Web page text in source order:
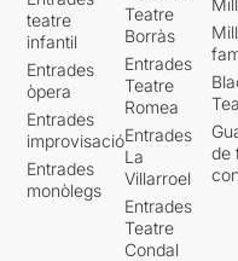
teatre
infantil
Entrades
òpera
Entrades
improvisació
Entrades
monòlegs
Teatre
Borràs
Entrades
Teatre
Romea
Entrades
La
Villarroel
Entrades
Teatre
Condal
de